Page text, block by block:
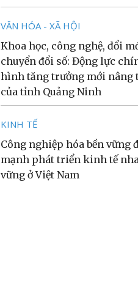
VĂN HÓA - XÃ HỘI
Khoa học, công nghệ, đổi
chuyển đổi số: Động lực
hình tăng trưởng mới nâng
của tỉnh Quảng Ninh
KINH TẾ
Công nghiệp hóa bền vững
mạnh phát triển kinh tế
vững ở Việt Nam